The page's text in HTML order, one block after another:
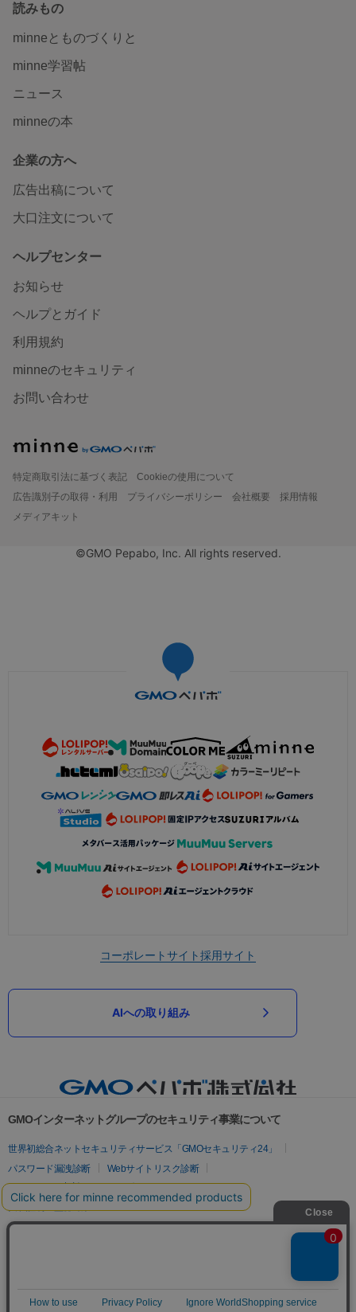
読みもの
minneとものづくりと
minne学習帖
ニュース
minneの本
企業の方へ
広告出稿について
大口注文について
ヘルプセンター
お知らせ
ヘルプとガイド
利用規約
minneのセキュリティ
お問い合わせ
特定商取引法に基づく表記
Cookieの使用について
広告識別子の取得・利用
プライバシーポリシー 会社概要
採用情報
メディアキット
©GMO Pepabo, Inc. All rights reserved.
コーポレートサイト採用サイト
AIへの取り組み
GMOインターネットグループのセキュリティ事業について
世界初総合ネットセキュリティサービス「GMOセキュリティ24」
パスワード漏洩診断
Webサイトリスク診断
セキュリティ相談AIチャットボット
実在証明・盗聴対策
サイバー攻撃対策（GMOサイバーセキュリティ byイエラエ）